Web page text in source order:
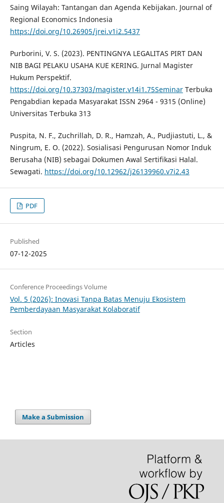
Saing Wilayah: Tantangan dan Agenda Kebijakan. Journal of
Regional Economics Indonesia
https://doi.org/10.26905/jrei.v1i2.5437
Purborini, V. S. (2023). PENTINGNYA LEGALITAS PIRT DAN
NIB BAGI PELAKU USAHA KUE KERING. Jurnal Magister
Hukum Perspektif.
https://doi.org/10.37303/magister.v14i1.75SeminarTerbuka
Pengabdian kepada Masyarakat ISSN 2964 - 9315 (Online)
Universitas Terbuka 313
Puspita, N. F., Zuchrillah, D. R., Hamzah, A., Pudjiastuti, L., &
Ningrum, E. O. (2022). Sosialisasi Pengurusan Nomor Induk
Berusaha (NIB) sebagai Dokumen Awal Sertifikasi Halal.
Sewagati. https://doi.org/10.12962/j26139960.v7i2.43
PDF
Published
07-12-2025
Conference Proceedings Volume
Vol. 5 (2026): Inovasi Tanpa Batas Menuju Ekosistem
Pemberdayaan Masyarakat Kolaboratif
Section
Articles
Make a Submission